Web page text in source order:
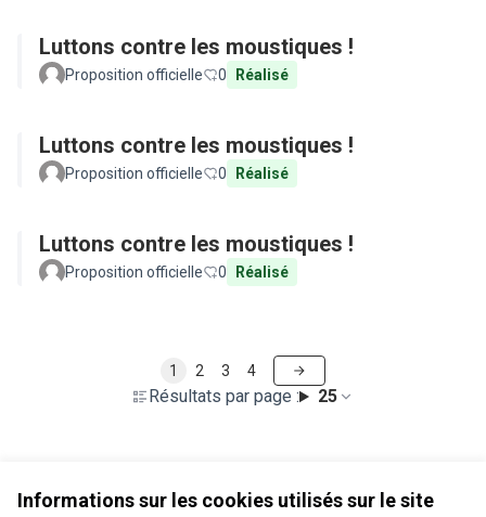
Informations sur les cookies utilisés sur le site
Luttons contre les moustiques !
Proposition officielle 0 Réalisé
Luttons contre les moustiques !
Proposition officielle 0 Réalisé
Luttons contre les moustiques !
Proposition officielle 0 Réalisé
Résultats par page : 25
1 2 3 4